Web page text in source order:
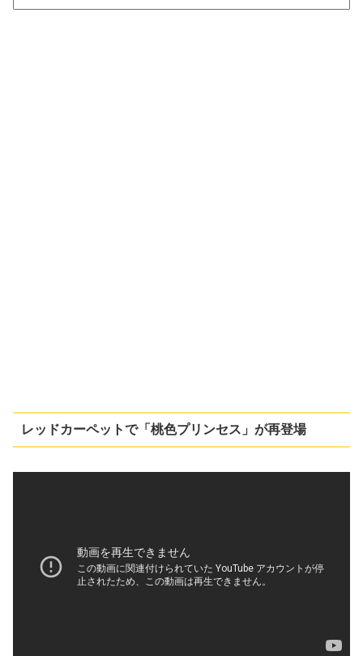
レッドカーペットで「桃色プリンセス」が再登場